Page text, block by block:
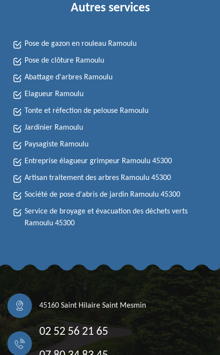
Autres services
Pose de gazon en rouleau Ramoulu
Pose de clôture Ramoulu
Abattage d'arbres Ramoulu
Elagueur Ramoulu
Tonte et réfection de pelouse Ramoulu
Jardinier Ramoulu
Paysagiste Ramoulu
Entreprise élagueur grimpeur Ramoulu 45300
Artisan traitement des arbres Ramoulu 45300
Société de pose d'abris de jardin Ramoulu 45300
Service de broyage et évacuation des déchets verts
Ramoulu 45300
45160 Saint Hilaire Saint Mesmin
02 52 56 21 65